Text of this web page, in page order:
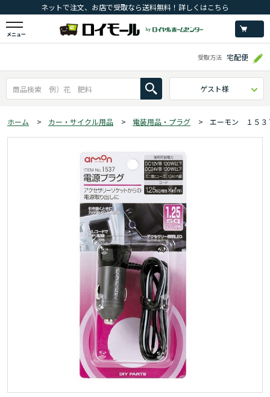
ネットで注文、お店で受取なら送料無料！詳しくはこちら
メニュー
受取方法 宅配便
ゲスト様
ホーム > カー・サイクル用品 > 電装用品・プラグ > エーモン １５